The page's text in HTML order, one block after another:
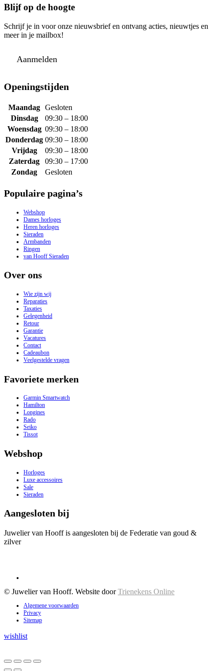
Blijf op de hoogte
Schrijf je in voor onze nieuwsbrief en ontvang acties, nieuwtjes en
meer in je mailbox!
Aanmelden
Openingstijden
Maandag Gesloten
Dinsdag
09:30 – 18:00
Woensdag 09:30 – 18:00
Donderdag 09:30 – 18:00
Vrijdag
09:30 – 18:00
Zaterdag
09:30 – 17:00
Zondag
Gesloten
Populaire pagina’s
Webshop
Dames horloges
Heren horloges
Sieraden
Armbanden
Ringen
van Hooff Sieraden
Over ons
Wie zijn wij
Reparaties
Taxaties
Gelegenheid
Retour
Garantie
Vacatures
Contact
Cadeaubon
Veelgestelde vragen
Favoriete merken
Garmin Smartwatch
Hamilton
Longines
Rado
Seiko
Tissot
Webshop
Horloges
Luxe accessoires
Sale
Sieraden
Aangesloten bij
Juwelier van Hooff is aangesloten bij de Federatie van goud &
zilver
© Juwelier van Hooff. Website doorTrienekens Online
Algemene voorwaarden
Privacy
Sitemap
wishlist